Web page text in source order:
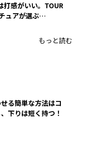
打感がいい。TOUR
ュアが選ぶ
もっと読む
る簡単な方法はコ
下りは短く持つ！